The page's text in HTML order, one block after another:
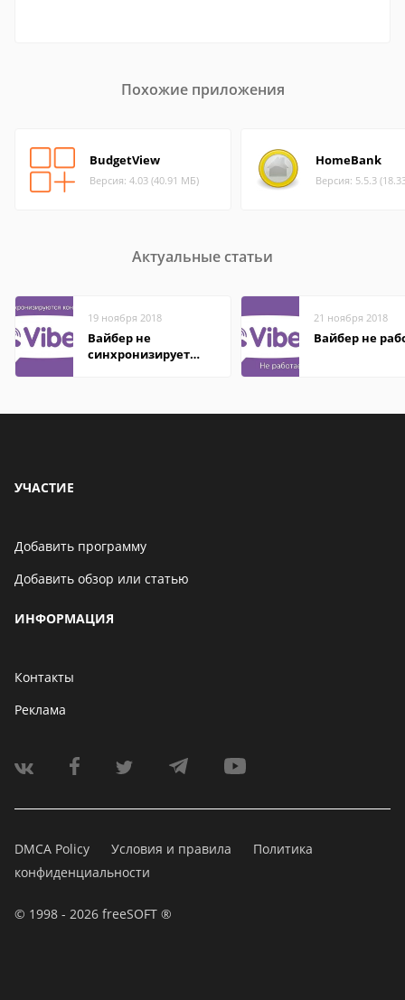
Похожие приложения
BudgetView
Версия: 4.03 (40.91 МБ)
HomeBank
Версия: 5.5.3
Актуальные статьи
19 ноября 2018
Вайбер не
синхронизирует
21 ноября 2018
Вайбер не
УЧАСТИЕ
Добавить программу
Добавить обзор или статью
ИНФОРМАЦИЯ
Контакты
Реклама
DMCA Policy Условия и правила
Политика
конфиденциальности
© 1998 - 2026 freeSOFT ®